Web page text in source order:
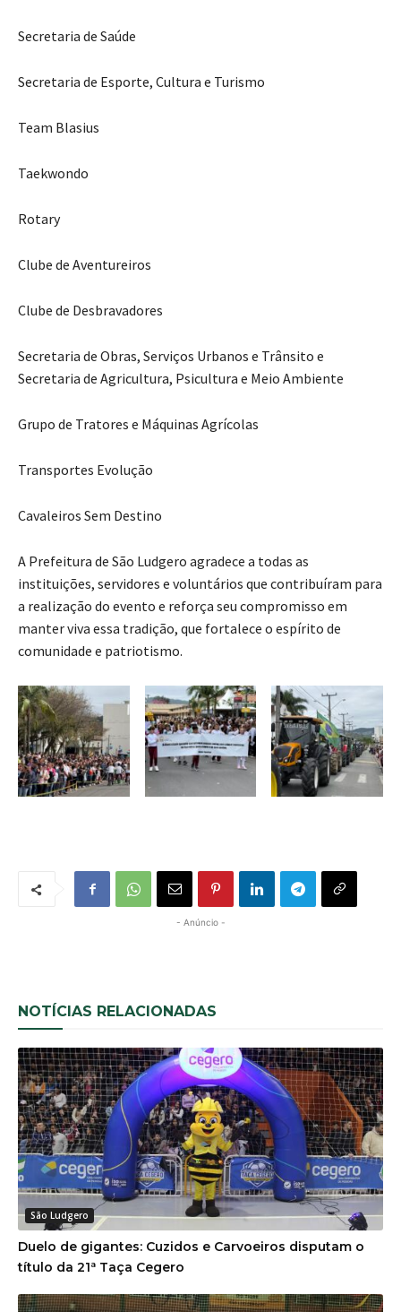
Secretaria de Saúde
Secretaria de Esporte, Cultura e Turismo
Team Blasius
Taekwondo
Rotary
Clube de Aventureiros
Clube de Desbravadores
Secretaria de Obras, Serviços Urbanos e Trânsito e
Secretaria de Agricultura, Psicultura e Meio Ambiente
Grupo de Tratores e Máquinas Agrícolas
Transportes Evolução
Cavaleiros Sem Destino
A Prefeitura de São Ludgero agradece a todas as
instituições, servidores e voluntários que contribuíram para
a realização do evento e reforça seu compromisso em
manter viva essa tradição, que fortalece o espírito de
comunidade e patriotismo.
- Anúncio -
NOTÍCIAS RELACIONADAS
São Ludgero
Duelo de gigantes: Cuzidos e Carvoeiros disputam o
título da 21ª Taça Cegero